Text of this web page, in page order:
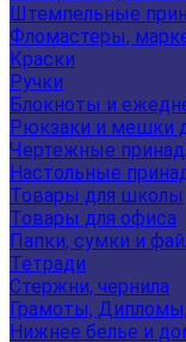
Штемпельные
Фломастеры,
Краски
Ручки
Блокноты и
Рюкзаки и мешки
Чертежные
Настольные
Товары для школы
Товары для офиса
Папки, сумки и
Тетради
Стержни, чернила
Грамоты,
Нижнее белье и